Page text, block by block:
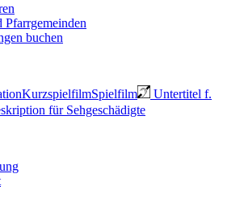
Pfarrgemeinden
buchen
KurzspielfilmSpielfilm
Untertitel f.
für Sehgeschädigte